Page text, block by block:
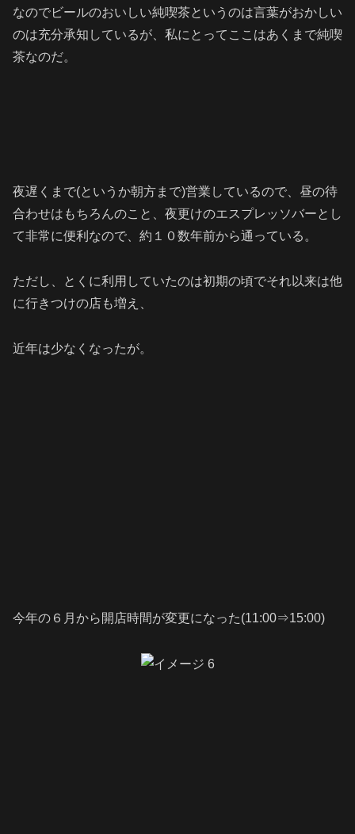
なのでビールのおいしい純喫茶というのは言葉がおかしい
のは充分承知しているが、私にとってここはあくまで純喫
茶なのだ。
夜遅くまで(というか朝方まで)営業しているので、昼の待
合わせはもちろんのこと、夜更けのエスプレッソバーとし
て非常に便利なので、約１０数年前から通っている。
ただし、とくに利用していたのは初期の頃でそれ以来は他
に行きつけの店も増え、
近年は少なくなったが。
今年の６月から開店時間が変更になった(11:00⇒15:00)